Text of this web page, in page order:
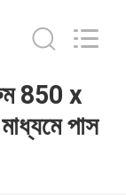
850 x
পাস